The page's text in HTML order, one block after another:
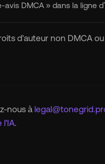
avis DMCA » dans la ligne
d'auteur non DMCA
nous à
l'IA.